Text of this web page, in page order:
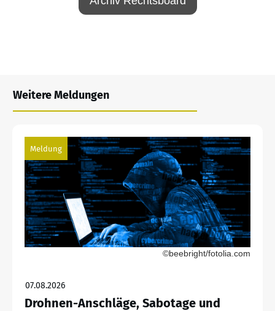
Weitere Meldungen
Meldung
©beebright/fotolia.com
07.08.2026
Drohnen-Anschläge, Sabotage und